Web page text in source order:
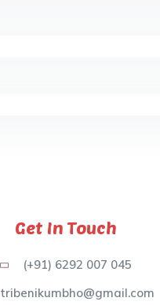
Get In Touch
(+91) 6292 007 045
tribenikumbho@gmail.com